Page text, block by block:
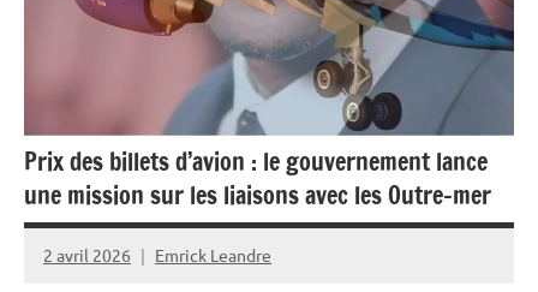
Outremer
Politique
Société
Prix des billets d’avion : le gouvernement lance
une mission sur les liaisons avec les Outre-mer
2 avril 2026 Emrick Leandre